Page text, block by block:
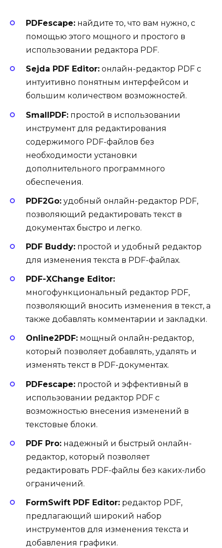
PDFescape: найдите то, что вам нужно, с
помощью этого мощного и простого в
использовании редактора PDF.
Sejda PDF Editor: онлайн-редактор PDF с
интуитивно понятным интерфейсом и
большим количеством возможностей.
SmallPDF: простой в использовании
инструмент для редактирования
содержимого PDF-файлов без
необходимости установки
дополнительного программного
обеспечения.
PDF2Go: удобный онлайн-редактор PDF,
позволяющий редактировать текст в
документах быстро и легко.
PDF Buddy: простой и удобный редактор
для изменения текста в PDF-файлах.
PDF-XChange Editor:
многофункциональный редактор PDF,
позволяющий вносить изменения в текст, а
также добавлять комментарии и закладки.
Online2PDF: мощный онлайн-редактор,
который позволяет добавлять, удалять и
изменять текст в PDF-документах.
PDFescape: простой и эффективный в
использовании редактор PDF с
возможностью внесения изменений в
текстовые блоки.
PDF Pro: надежный и быстрый онлайн-
редактор, который позволяет
редактировать PDF-файлы без каких-либо
ограничений.
FormSwift PDF Editor: редактор PDF,
предлагающий широкий набор
инструментов для изменения текста и
добавления графики.